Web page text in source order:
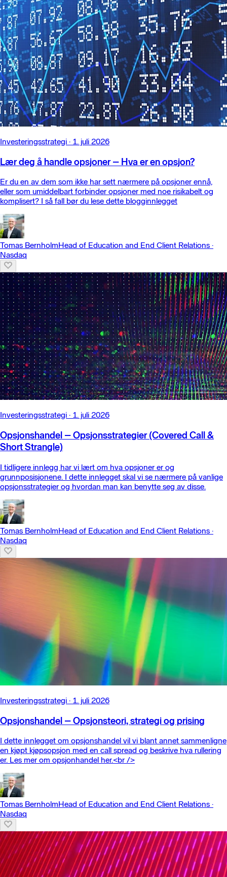
Investeringsstrategi · 1. juli 2026
Lær deg å handle opsjoner – Hva er en opsjon?
Er du en av dem som ikke har sett nærmere på opsjoner ennå,
eller som umiddelbart forbinder opsjoner med noe risikabelt og
komplisert? I så fall bør du lese dette blogginnlegget
Tomas BernholmHead of Education and End Client Relations ·
Nasdaq
Investeringsstrategi · 1. juli 2026
Opsjonshandel – Opsjonsstrategier (Covered Call &
Short Strangle)
I tidligere innlegg har vi lært om hva opsjoner er og
grunnposisjonene. I dette innlegget skal vi se nærmere på vanlige
opsjonsstrategier og hvordan man kan benytte seg av disse.
Tomas BernholmHead of Education and End Client Relations ·
Nasdaq
Investeringsstrategi · 1. juli 2026
Opsjonshandel – Opsjonsteori, strategi og prising
I dette innlegget om opsjonshandel vil vi blant annet sammenligne
en kjøpt kjøpsopsjon med en call spread og beskrive hva rullering
er. Les mer om opsjonhandel her.<br />
Tomas BernholmHead of Education and End Client Relations ·
Nasdaq